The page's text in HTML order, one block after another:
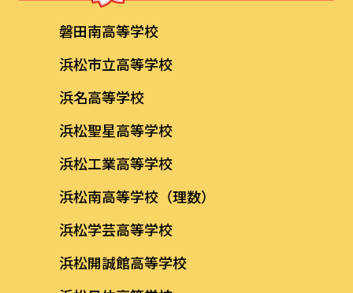
磐田南高等学校
浜松市立高等学校
浜名高等学校
浜松聖星高等学校
浜松工業高等学校
浜松南高等学校（理数）
浜松学芸高等学校
浜松開誠館高等学校